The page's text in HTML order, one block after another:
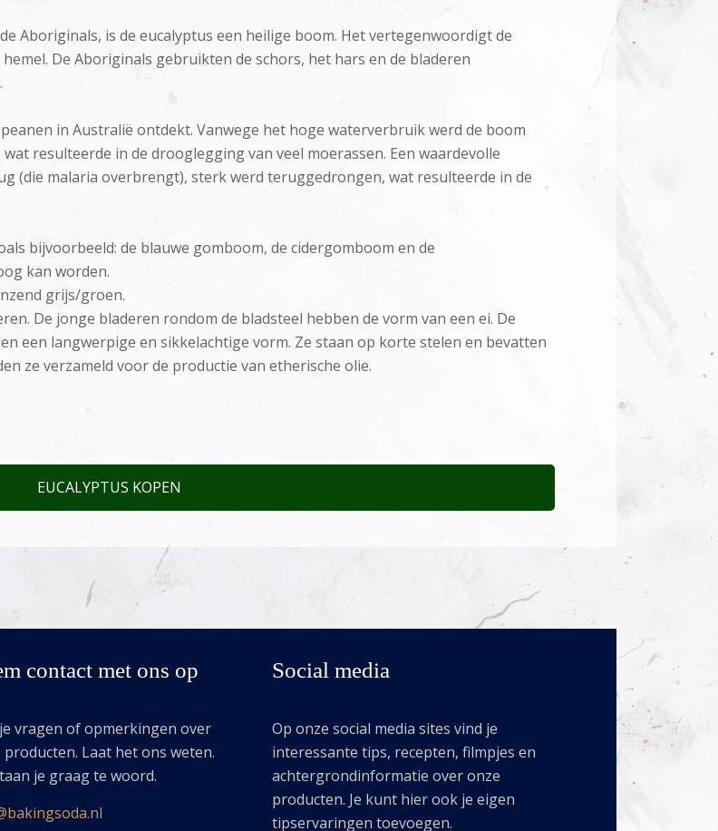
Aboriginals, is de eucalyptus een heilige boom. Het vertegenwoordigt de
De Aboriginals gebruikten de schors, het hars en de bladeren
in Australië ontdekt. Vanwege het hoge waterverbruik werd de boom
resulteerde in de drooglegging van veel moerassen. Een waardevolle
(die malaria overbrengt), sterk werd teruggedrongen, wat resulteerde in de
bijvoorbeeld: de blauwe gomboom, de cidergomboom en de
kan worden.
grijs/groen.
De jonge bladeren rondom de bladsteel hebben de vorm van een ei. De
een langwerpige en sikkelachtige vorm. Ze staan ​​op korte stelen en bevatten
ze verzameld voor de productie van etherische olie.
EUCALYPTUS KOPEN
contact met ons op
vragen of opmerkingen over
producten. Laat het ons weten.
je graag te woord.
Social media
Op onze social media sites vind je
interessante tips, recepten, filmpjes en
achtergrondinformatie over onze
producten. Je kunt hier ook je eigen
tipservaringen toevoegen.